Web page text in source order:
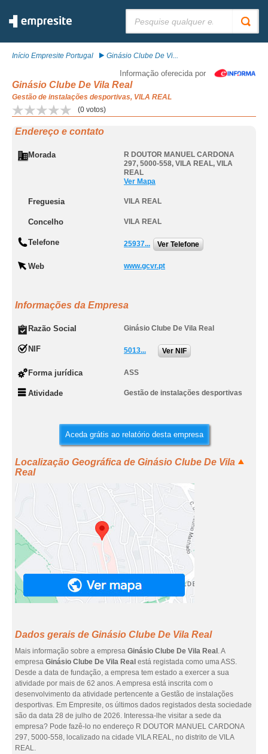
Início Empresite Portugal Ginásio Clube De Vi...
Informação oferecida por
Ginásio Clube De Vila Real
Gestão de instalações desportivas, VILA REAL
(0 votos)
Endereço e contato
Morada
R DOUTOR MANUEL CARDONA
297, 5000-558, VILA REAL, VILA
REAL
Ver Mapa
Freguesia VILA REAL
Concelho VILA REAL
Telefone 25937... Ver Telefone
Web www.gcvr.pt
Informações da Empresa
Razão Social Ginásio Clube De Vila Real
NIF 5013... Ver NIF
Forma jurídica ASS
Atividade Gestão de instalações desportivas
Aceda grátis ao relatório desta empresa
Localização Geográfica de Ginásio Clube De Vila
Real
Dados gerais de Ginásio Clube De Vila Real
Mais informação sobre a empresa Ginásio Clube De Vila Real . A
empresa Ginásio Clube De Vila Real está registada como uma ASS.
Desde a data de fundação, a empresa tem estado a exercer a sua
atividade por mais de 62 anos. A empresa está inscrita com o
desenvolvimento da atividade pertencente a Gestão de instalações
desportivas. Em Empresite, os últimos dados registados desta sociedade
são da data 28 de julho de 2026. Interessa-lhe visitar a sede da
empresa? Pode fazê-lo no endereço R DOUTOR MANUEL CARDONA
297, 5000-558, localizado na cidade VILA REAL, no distrito de VILA
REAL.